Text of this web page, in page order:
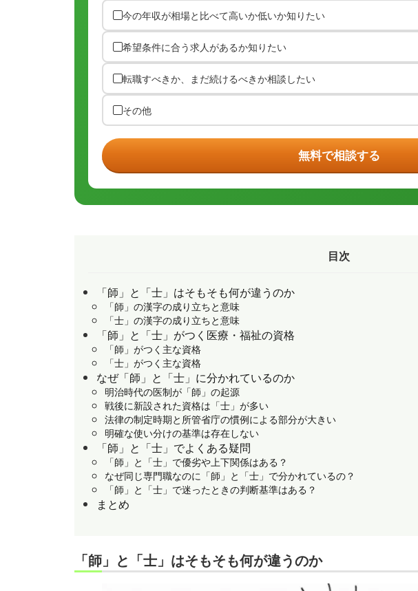
今の年収が相場と比べて高いか低いか知りたい
希望条件に合う求人があるか知りたい
転職すべきか、まだ続けるべきか相談したい
その他
無料で相談する
目次
「師」と「士」はそもそも何が違うのか
「師」の漢字の成り立ちと意味
「士」の漢字の成り立ちと意味
「師」と「士」がつく医療・福祉の資格
「師」がつく主な資格
「士」がつく主な資格
なぜ「師」と「士」に分かれているのか
明治時代の医制が「師」の起源
戦後に新設された資格は「士」が多い
法律の制定時期と所管省庁の慣例による部分が大きい
明確な使い分けの基準は存在しない
「師」と「士」でよくある疑問
「師」と「士」で優劣や上下関係はある？
なぜ同じ専門職なのに「師」と「士」で分かれているの？
「師」と「士」で迷ったときの判断基準はある？
まとめ
「師」と「士」はそもそも何が違うのか